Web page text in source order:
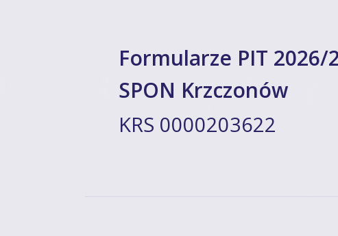
Formularze PIT 2026/
SPON Krzczonów
KRS 0000203622